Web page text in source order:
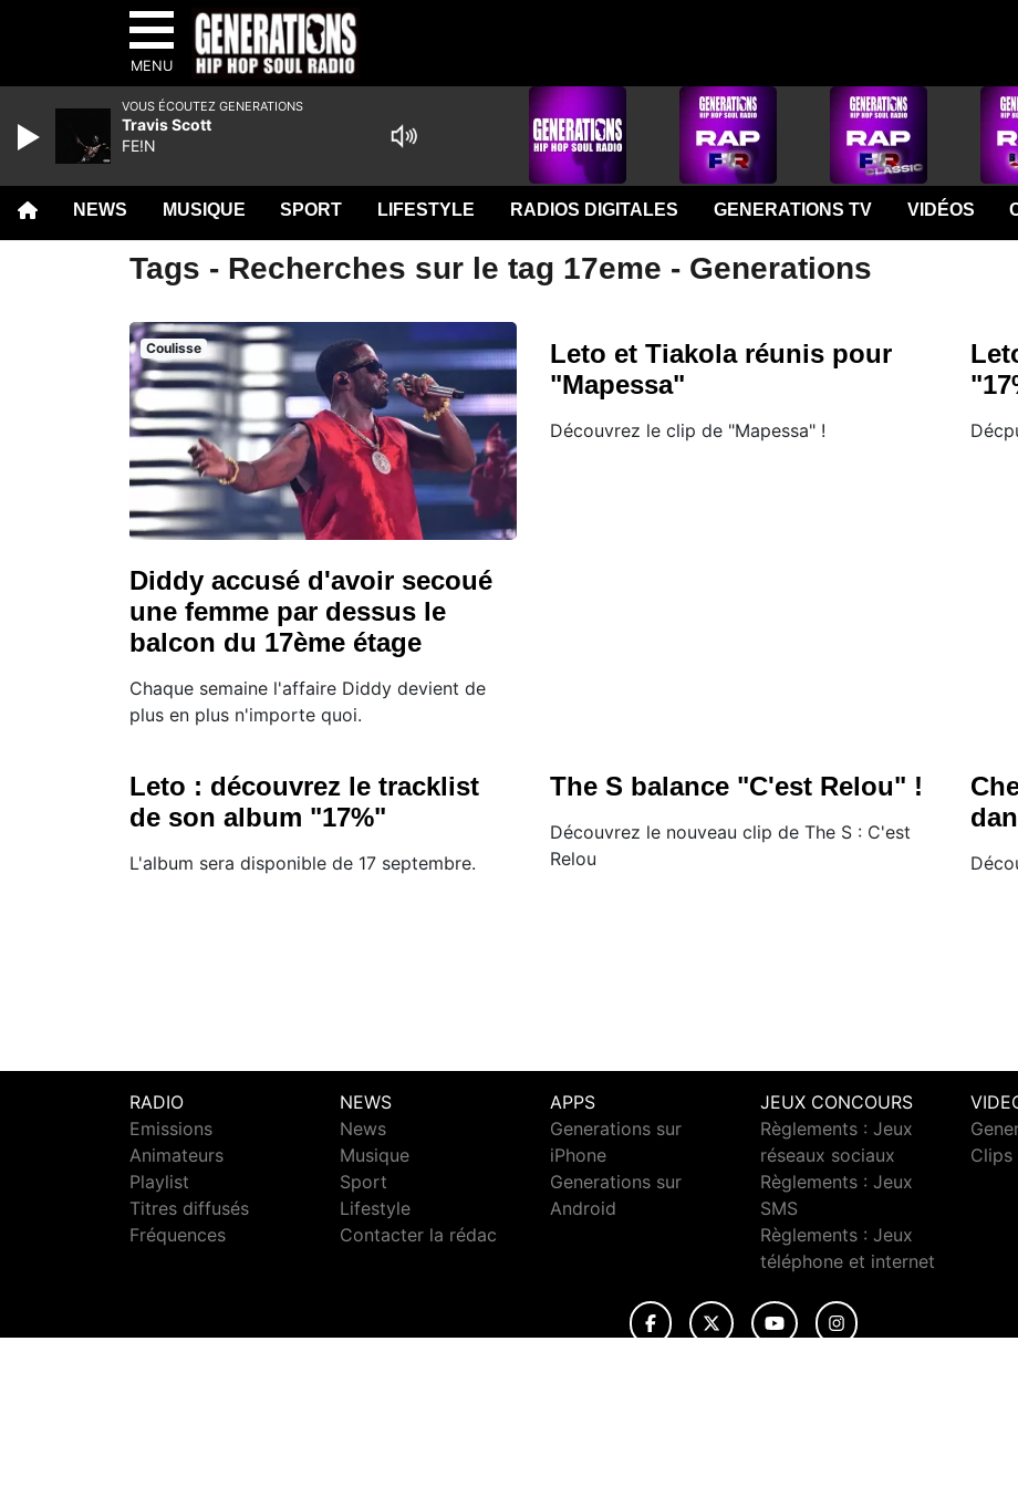
MENU
NEWS MUSIQUE SPORT LIFESTYLE RADIOS DIGITALES GENERATIONS TV VIDÉOS
Tags - Recherches sur le tag 17eme - Generations
Coulisse
Diddy accusé d'avoir secoué
une femme par dessus le
balcon du 17ème étage
Chaque semaine l'affaire Diddy devient de
plus en plus n'importe quoi.
Leto et Tiakola réunis pour
"Mapessa"
Découvrez le clip de "Mapessa" !
Leto : découvrez le tracklist
de son album "17%"
L'album sera disponible de 17 septembre.
The S balance "C'est Relou" !
Découvrez le nouveau clip de The S : C'est
Relou
RADIO
Emissions
Animateurs
Playlist
Titres diffusés
Fréquences
NEWS
News
Musique
Sport
Lifestyle
Contacter la rédac
APPS
Generations sur
iPhone
Generations sur
Android
JEUX CONCOURS
Règlements : Jeux
réseaux sociaux
Règlements : Jeux
SMS
Règlements : Jeux
téléphone et internet
Clips
VOUS ÉCOUTEZ GENERATIONS
Travis Scott
FE!N